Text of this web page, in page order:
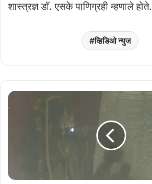
शास्त्रज्ञ डॉ. एसके पाणिग्रही म्हणाले होते.
व्हिडिओ न्युज
Video
अद्भुत
!
मिनिटांच्या